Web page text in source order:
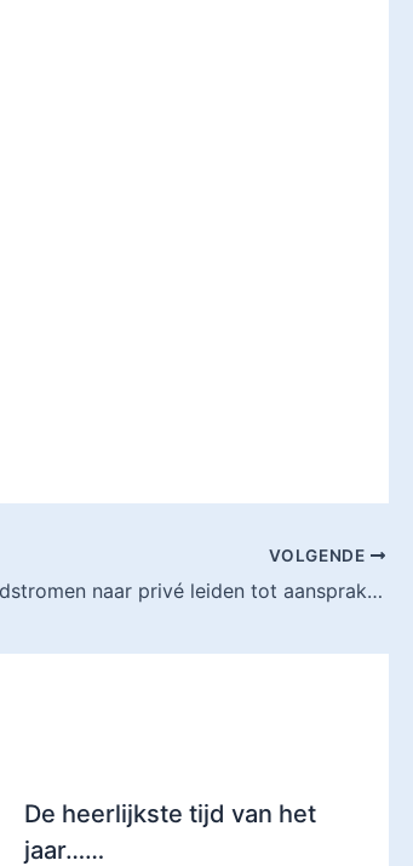
VOLGENDE
Geldstromen naar privé leiden tot aansprakelijkheid bestuurder
De heerlijkste tijd van het
jaar……